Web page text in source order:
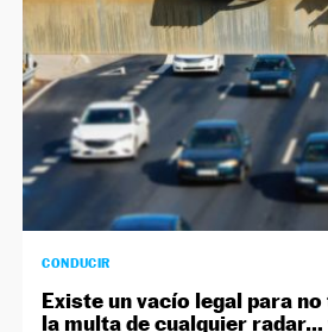
CONDUCIR
Existe un vacío legal para
la multa de cualquier radar…